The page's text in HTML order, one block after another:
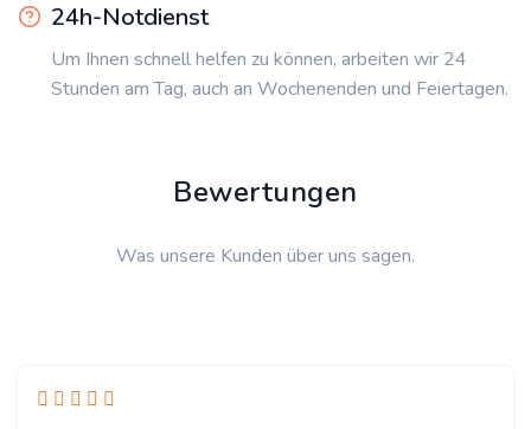
24h-Notdienst
Um Ihnen schnell helfen zu können, arbeiten wir 24
Stunden am Tag, auch an Wochenenden und Feiertagen.
Bewertungen
Was unsere Kunden über uns sagen.